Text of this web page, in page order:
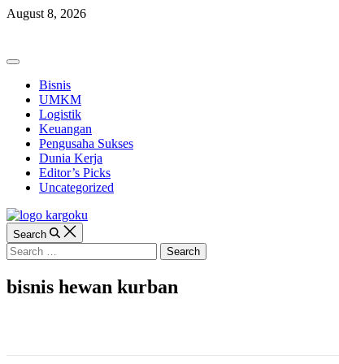
Skip
August 8, 2026
Off
CanvasBisnis
UMKM
Logistik
Keuangan
Pengusaha Sukses
Dunia Kerja
Editor’s Picks
Uncategorized
Search
Search
for:
bisnis hewan kurban